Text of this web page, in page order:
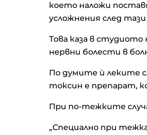
което наложи
усложнения след тази
Това каза в
нервни болести в
По думите ѝ леките
токсин е препарат,
При по-тежките
„Специално при